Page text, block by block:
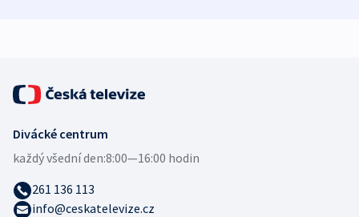
Divácké centrum
každý všední den:8:00—16:00 hodin
261 136 113
info@ceskatelevize.cz